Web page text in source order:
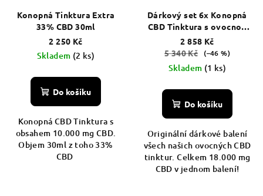
Konopná Tinktura Extra
33% CBD 30ml
2 250 Kč
Skladem (2 ks)
Do košíku
Konopná CBD Tinktura s
obsahem 10.000 mg CBD.
Objem 30ml z toho 33%
CBD
Dárkový set 6x Konopná
CBD Tinktura s ovocnou
příchutí
2 858 Kč
5 340 Kč
(–46 %)
Skladem (1 ks)
Do košíku
Originální dárkové balení
všech našich ovocných CBD
tinktur. Celkem 18.000 mg
CBD v jednom balení!